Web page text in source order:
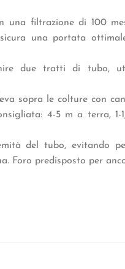
una filtrazione di 100
una portata
due tratti di tubo,
sopra le colture con
4-5 m a terra, 1-
del tubo, evitando
Foro predisposto per